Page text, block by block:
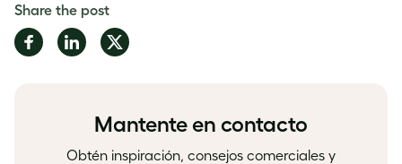
Share the post
Share
on
Share
on
Share
on
Mantente en contacto
Obtén inspiración, consejos comerciales y